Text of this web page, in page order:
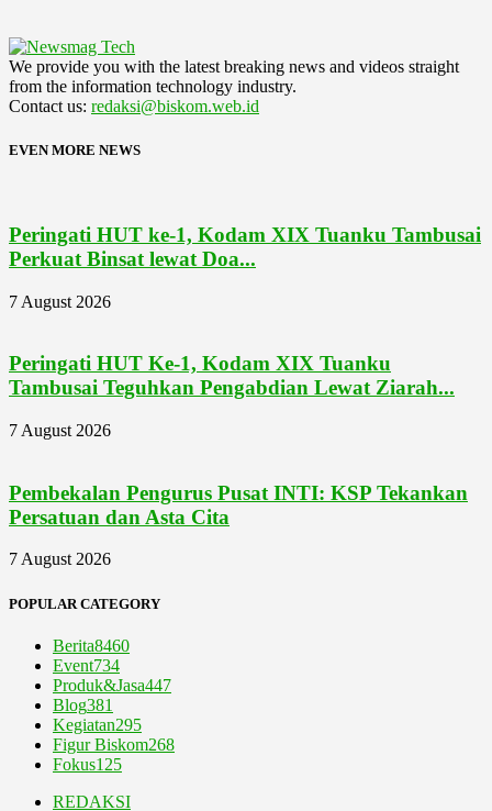
We provide you with the latest breaking news and videos straight
from the information technology industry.
Contact us: redaksi@biskom.web.id
EVEN MORE NEWS
Peringati HUT ke-1, Kodam XIX Tuanku Tambusai
Perkuat Binsat lewat Doa...
7 August 2026
Peringati HUT Ke-1, Kodam XIX Tuanku
Tambusai Teguhkan Pengabdian Lewat Ziarah...
7 August 2026
Pembekalan Pengurus Pusat INTI: KSP Tekankan
Persatuan dan Asta Cita
7 August 2026
POPULAR CATEGORY
Berita8460
Event734
Produk&Jasa447
Blog381
Kegiatan295
Figur Biskom268
Fokus125
REDAKSI